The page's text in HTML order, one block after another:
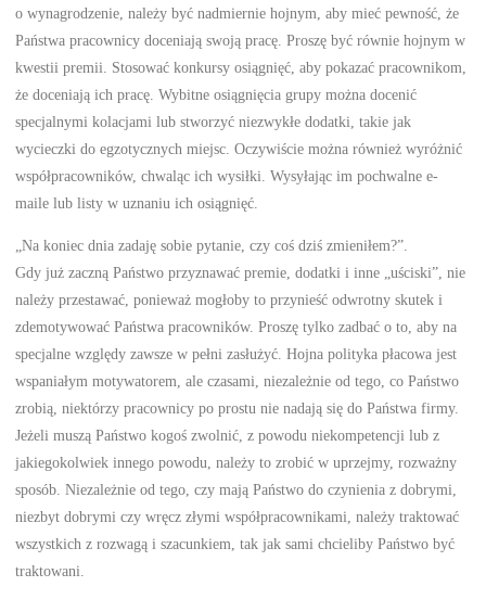
o wynagrodzenie, należy być nadmiernie hojnym, aby mieć pewność, że
Państwa pracownicy doceniają swoją pracę. Proszę być równie hojnym w
kwestii premii. Stosować konkursy osiągnięć, aby pokazać pracownikom,
że doceniają ich pracę. Wybitne osiągnięcia grupy można docenić
specjalnymi kolacjami lub stworzyć niezwykłe dodatki, takie jak
wycieczki do egzotycznych miejsc. Oczywiście można również wyróżnić
współpracowników, chwaląc ich wysiłki. Wysyłając im pochwalne e-
maile lub listy w uznaniu ich osiągnięć.
„Na koniec dnia zadaję sobie pytanie, czy coś dziś zmieniłem?”.
Gdy już zaczną Państwo przyznawać premie, dodatki i inne „uściski”, nie
należy przestawać, ponieważ mogłoby to przynieść odwrotny skutek i
zdemotywować Państwa pracowników. Proszę tylko zadbać o to, aby na
specjalne względy zawsze w pełni zasłużyć. Hojna polityka płacowa jest
wspaniałym motywatorem, ale czasami, niezależnie od tego, co Państwo
zrobią, niektórzy pracownicy po prostu nie nadają się do Państwa firmy.
Jeżeli muszą Państwo kogoś zwolnić, z powodu niekompetencji lub z
jakiegokolwiek innego powodu, należy to zrobić w uprzejmy, rozważny
sposób. Niezależnie od tego, czy mają Państwo do czynienia z dobrymi,
niezbyt dobrymi czy wręcz złymi współpracownikami, należy traktować
wszystkich z rozwagą i szacunkiem, tak jak sami chcieliby Państwo być
traktowani.